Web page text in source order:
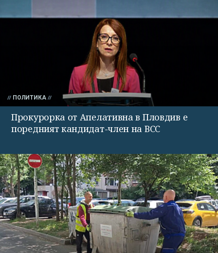
ПОЛИТИКА
Прокурорка от Апелативна в Пловдив е
поредният кандидат-член на ВСС